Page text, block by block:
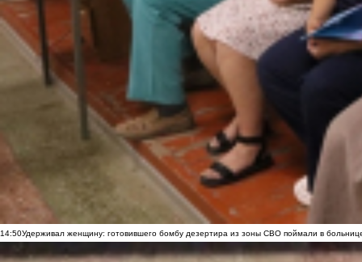
14:50Удерживал женщину: готовившего бомбу дезертира из зоны СВО поймали в